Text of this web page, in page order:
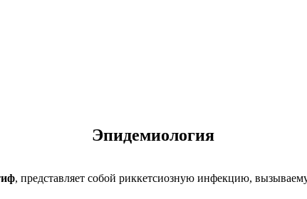
Эпидемиология
, представляет собой риккетсиозную инфекцию,